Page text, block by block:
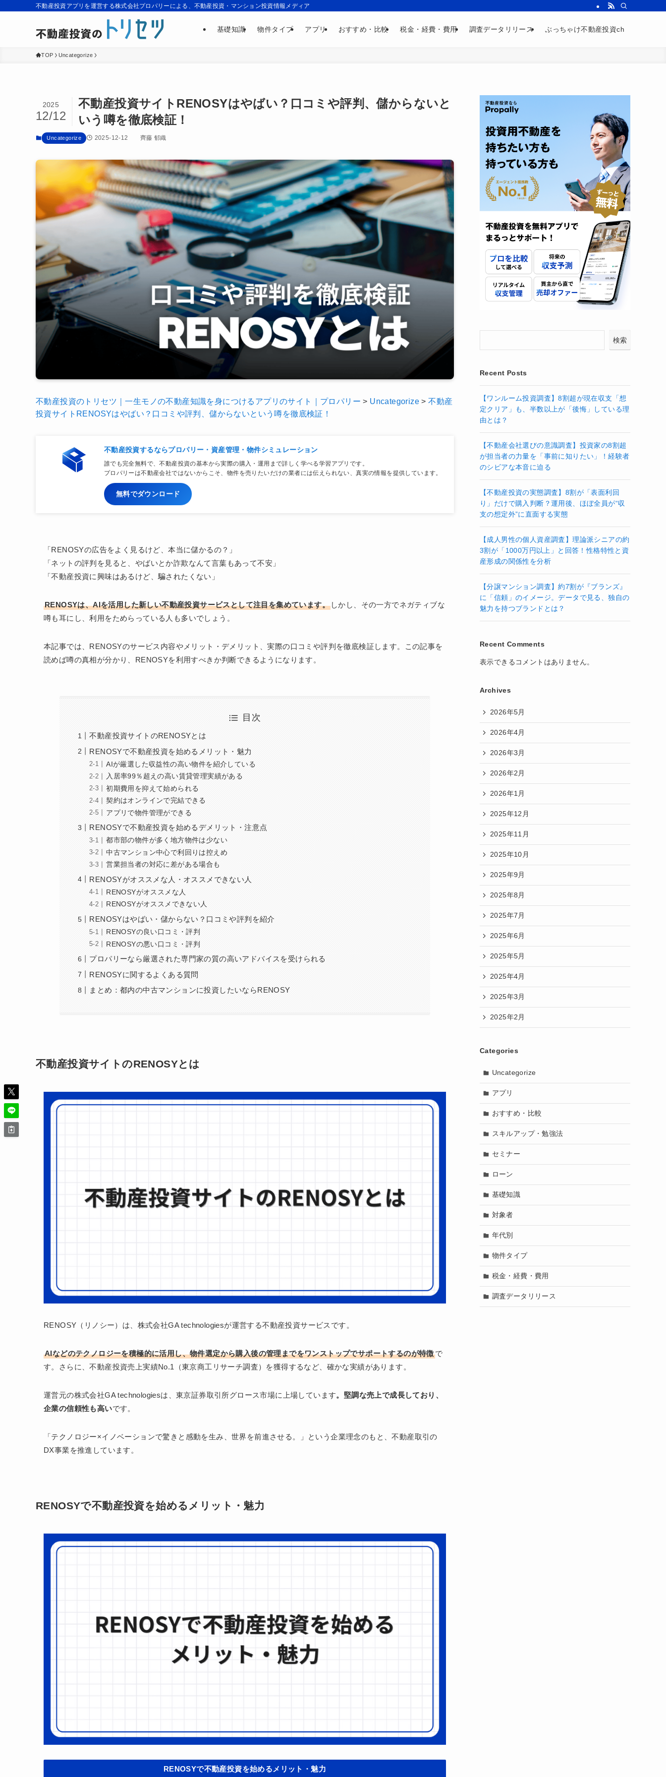
不動産投資アプリを運営する株式会社プロパリーによる、不動産投資・マンション投資情報メディア
基礎知識 物件タイプ アプリ おすすめ・比較 税金・経費・費用 調査データリリース ぶっちゃけ不動産投資ch
TOP Uncategorize
不動産投資サイトRENOSYはやばい？口コミや評判、儲からないと
いう噂を徹底検証！
2025
12/12
Uncategorize 2025-12-12 齊藤 郁織
不動産投資のトリセツ｜一生モノの不動産知識を身につけるアプリのサイト｜プロパリー > Uncategorize >不動産
投資サイトRENOSYはやばい？口コミや評判、儲からないという噂を徹底検証！
不動産投資するならプロパリー・資産管理・物件シミュレーション
誰でも完全無料で、不動産投資の基本から実際の購入・運用まで詳しく学べる学習アプリです。
プロパリーは不動産会社ではないからこそ、物件を売りたいだけの業者には伝えられない、真実の情報を提供しています。
無料でダウンロード
「RENOSYの広告をよく見るけど、本当に儲かるの？」
「ネットの評判を見ると、やばいとか詐欺なんて言葉もあって不安」
「不動産投資に興味はあるけど、騙されたくない」
RENOSYは、AIを活用した新しい不動産投資サービスとして注目を集めています。 しかし、その一方でネガティブな
噂も耳にし、利用をためらっている人も多いでしょう。
本記事では、RENOSYのサービス内容やメリット・デメリット、実際の口コミや評判を徹底検証します。この記事を
読めば噂の真相が分かり、RENOSYを利用すべきか判断できるようになります。
目次
不動産投資サイトのRENOSYとは
RENOSYで不動産投資を始めるメリット・魅力
AIが厳選した収益性の高い物件を紹介している
入居率99％超えの高い賃貸管理実績がある
初期費用を抑えて始められる
契約はオンラインで完結できる
アプリで物件管理ができる
RENOSYで不動産投資を始めるデメリット・注意点
都市部の物件が多く地方物件は少ない
中古マンション中心で利回りは控えめ
営業担当者の対応に差がある場合も
RENOSYがオススメな人・オススメできない人
RENOSYがオススメな人
RENOSYがオススメできない人
RENOSYはやばい・儲からない？口コミや評判を紹介
RENOSYの良い口コミ・評判
RENOSYの悪い口コミ・評判
プロパリーなら厳選された専門家の質の高いアドバイスを受けられる
RENOSYに関するよくある質問
まとめ：都内の中古マンションに投資したいならRENOSY
不動産投資サイトのRENOSYとは
RENOSY（リノシー）は、株式会社GA technologiesが運営する不動産投資サービスです。
AIなどのテクノロジーを積極的に活用し、物件選定から購入後の管理までをワンストップでサポートするのが特徴で
す。さらに、不動産投資売上実績No.1（東京商工リサーチ調査）を獲得するなど、確かな実績があります。
運営元の株式会社GA technologiesは、東京証券取引所グロース市場に上場しています。堅調な売上で成長しており、
企業の信頼性も高いです。
「テクノロジー×イノベーションで驚きと感動を生み、世界を前進させる。」という企業理念のもと、不動産取引の
DX事業を推進しています。
RENOSYで不動産投資を始めるメリット・魅力
RENOSYで不動産投資を始めるメリット・魅力
検索
Recent Posts
【ワンルーム投資調査】8割超が現在収支「想
定クリア」も、半数以上が「後悔」している理
由とは？
【不動産会社選びの意識調査】投資家の8割超
が担当者の力量を「事前に知りたい」！経験者
のシビアな本音に迫る
【不動産投資の実態調査】8割が「表面利回
り」だけで購入判断？運用後、ほぼ全員が“収
支の想定外”に直面する実態
【成人男性の個人資産調査】理論派シニアの約
3割が「1000万円以上」と回答！性格特性と資
産形成の関係性を分析
【分譲マンション調査】約7割が『ブランズ』
に「信頼」のイメージ。データで見る、独自の
魅力を持つブランドとは？
Recent Comments
表示できるコメントはありません。
Archives
2026年5月
2026年4月
2026年3月
2026年2月
2026年1月
2025年12月
2025年11月
2025年10月
2025年9月
2025年8月
2025年7月
2025年6月
2025年5月
2025年4月
2025年3月
2025年2月
Categories
Uncategorize
アプリ
おすすめ・比較
スキルアップ・勉強法
セミナー
ローン
基礎知識
対象者
年代別
物件タイプ
税金・経費・費用
調査データリリース